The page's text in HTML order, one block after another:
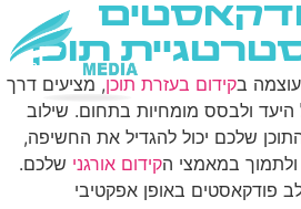
תוכן
בקידום בעזרת תוכן, מציעים דרך
היעד ולבסס מומחיות בתחום. שילוב
שלכם יכול להגדיל את החשיפה,
במאמצי הקידום אורגני שלכם.
פודקאסטים באופן אפקטיבי